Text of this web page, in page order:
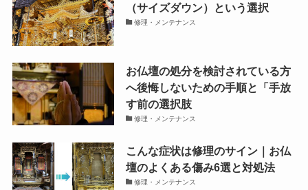
（サイズダウン）という選択
修理・メンテナンス
お仏壇の処分を検討されている方
へ後悔しないための手順と「手放
す前の選択肢
修理・メンテナンス
こんな症状は修理のサイン｜お仏
壇のよくある傷み6選と対処法
修理・メンテナンス